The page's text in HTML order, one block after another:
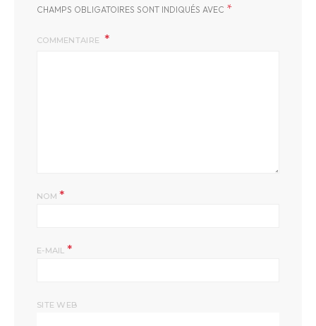
CHAMPS OBLIGATOIRES SONT INDIQUÉS AVEC *
COMMENTAIRE
NOM*
E-MAIL *
SITE WEB